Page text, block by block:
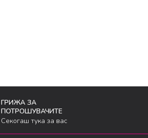
ГРИЖА ЗА
ПОТРОШУВАЧИТЕ
Секогаш тука за вас